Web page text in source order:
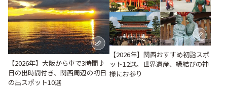
【2026年】大阪から車で3時間♪
日の出時間付き、関西周辺の初日
の出スポット10選
【2026年】関西おすすめ初詣スポ
ット12選。世界遺産、縁結びの神
様にお参り